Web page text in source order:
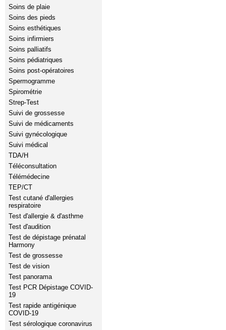
Soins de plaie
Soins des pieds
Soins esthétiques
Soins infirmiers
Soins palliatifs
Soins pédiatriques
Soins post-opératoires
Spermogramme
Spirométrie
Strep-Test
Suivi de grossesse
Suivi de médicaments
Suivi gynécologique
Suivi médical
TDA/H
Téléconsultation
Télémédecine
TEP/CT
Test cutané d'allergies
respiratoire
Test d'allergie & d'asthme
Test d'audition
Test de dépistage prénatal
Harmony
Test de grossesse
Test de vision
Test panorama
Test PCR Dépistage COVID-
19
Test rapide antigénique
COVID-19
Test sérologique coronavirus